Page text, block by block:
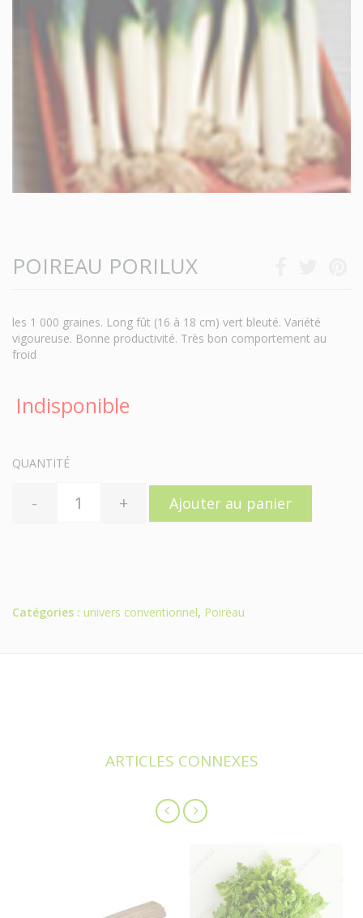
POIREAU PORILUX
les 1 000 graines. Long fût (16 à 18 cm) vert bleuté. Variété
vigoureuse. Bonne productivité. Très bon comportement au
froid
Indisponible
QUANTITÉ
- + Ajouter au panier
Catégories : univers conventionnel, Poireau
ARTICLES CONNEXES